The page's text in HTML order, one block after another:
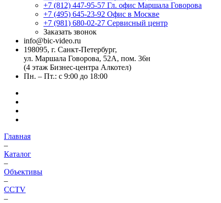
+7 (812) 447-95-57 Гл. офис Маршала Говорова
+7 (495) 645-23-92 Офис в Москве
+7 (981) 680-02-27 Сервисный центр
Заказать звонок
info@bic-video.ru
198095, г. Санкт-Петербург,
ул. Маршала Говорова, 52А, пом. 36н
(4 этаж Бизнес-центра Алкотел)
Пн. – Пт.: с 9:00 до 18:00
Главная
–
Каталог
–
Объективы
–
CCTV
–